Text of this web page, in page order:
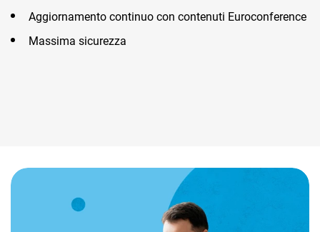
Aggiornamento continuo con contenuti Euroconference
Massima sicurezza